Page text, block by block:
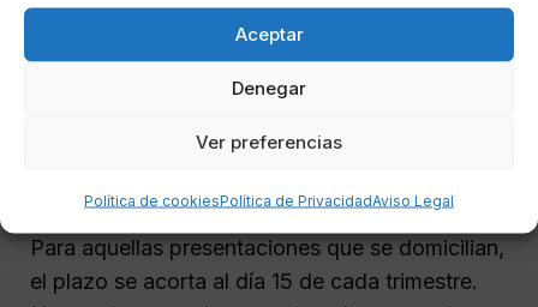
Aceptar
Denegar
Ver preferencias
Política de cookiesPolítica de PrivacidadAviso Legal
Primer trimestre:Del 1 al 20 de abril.
Segundo trimestre:Del 1 al 20 de julio.
Para aquellas presentaciones que se domicilian,
el plazo se acorta al día 15 de cada trimestre.